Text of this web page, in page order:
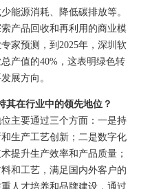
能源消耗、降低碳排放等。
产品回收和再利用的商业模
家预测，到2025年，深圳软
产值的40%，这表明绿色转
展方向。
其在行业中的领先地位？
主要通过三个方面：一是持
生产工艺创新；二是数字化
提升生产效率和产品质量；
和工艺，满足国内外客户的
人才培养和品牌建设，通过